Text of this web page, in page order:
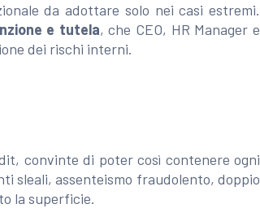
da adottare solo nei casi estremi.
e tutela, che CEO, HR Manager e
dei rischi interni.
convinte di poter così contenere ogni
sleali, assenteismo fraudolento, doppio
la superficie.